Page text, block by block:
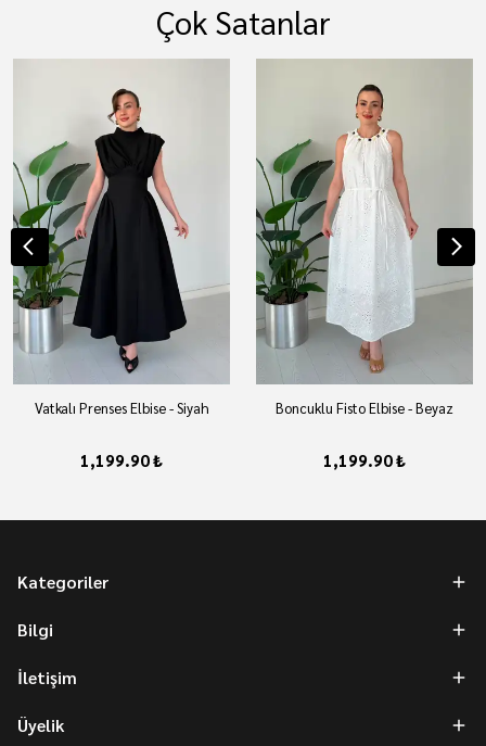
Çok Satanlar
Vatkalı Prenses Elbise - Siyah
1,199.90 ₺
Boncuklu Fisto Elbise - Beyaz
1,199.90 ₺
Kategoriler
Bilgi
İletişim
Üyelik